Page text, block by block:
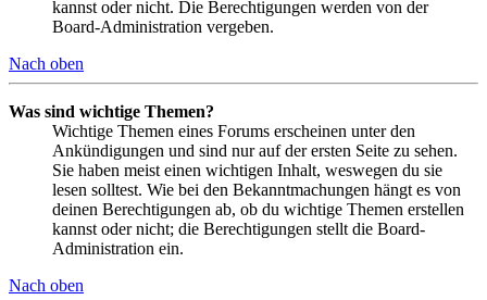
kannst oder nicht. Die Berechtigungen werden von der
Board-Administration vergeben.
Nach oben
Was sind wichtige Themen?
Wichtige Themen eines Forums erscheinen unter den
Ankündigungen und sind nur auf der ersten Seite zu sehen.
Sie haben meist einen wichtigen Inhalt, weswegen du sie
lesen solltest. Wie bei den Bekanntmachungen hängt es von
deinen Berechtigungen ab, ob du wichtige Themen erstellen
kannst oder nicht; die Berechtigungen stellt die Board-
Administration ein.
Nach oben